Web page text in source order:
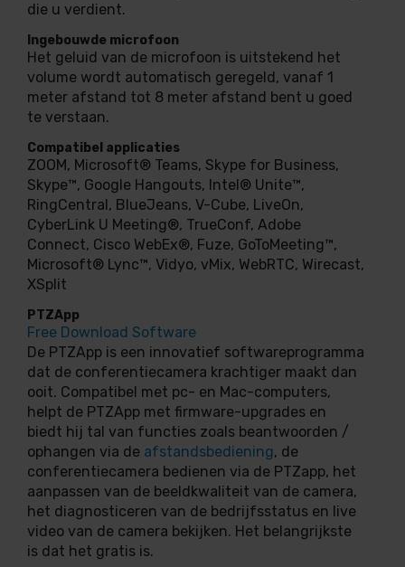
die u verdient.
Ingebouwde microfoon
Het geluid van de microfoon is uitstekend het
volume wordt automatisch geregeld, vanaf 1
meter afstand tot 8 meter afstand bent u goed
te verstaan.
Compatibel applicaties
ZOOM, Microsoft® Teams, Skype for Business,
Skype™, Google Hangouts, Intel® Unite™,
RingCentral, BlueJeans, V-Cube, LiveOn,
CyberLink U Meeting®, TrueConf, Adobe
Connect, Cisco WebEx®, Fuze, GoToMeeting™,
Microsoft® Lync™, Vidyo, vMix, WebRTC, Wirecast,
XSplit
PTZApp
Free Download Software
De PTZApp is een innovatief softwareprogramma
dat de conferentiecamera krachtiger maakt dan
ooit. Compatibel met pc- en Mac-computers,
helpt de PTZApp met firmware-upgrades en
biedt hij tal van functies zoals beantwoorden /
ophangen via de afstandsbediening, de
conferentiecamera bedienen via de PTZapp, het
aanpassen van de beeldkwaliteit van de camera,
het diagnosticeren van de bedrijfsstatus en live
video van de camera bekijken. Het belangrijkste
is dat het gratis is.